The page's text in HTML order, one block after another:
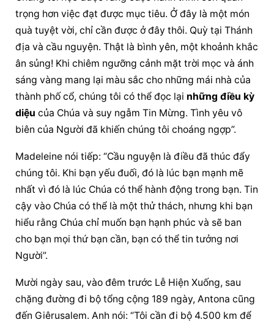
trọng hơn việc đạt được mục tiêu. Ở đây là một món
quà tuyệt vời, chỉ cần được ở đây thôi. Quỳ tại Thánh
địa và cầu nguyện. Thật là bình yên, một khoảnh khắc
ân sủng! Khi chiêm ngưỡng cảnh mặt trời mọc và ánh
sáng vàng mang lại màu sắc cho những mái nhà của
thành phố cổ, chúng tôi có thể đọc lại những điều kỳ
diệu của Chúa và suy ngẫm Tin Mừng. Tình yêu vô
biên của Người đã khiến chúng tôi choáng ngợp”.
Madeleine nói tiếp: “Cầu nguyện là điều đã thúc đẩy
chúng tôi. Khi bạn yếu đuối, đó là lúc bạn mạnh mẽ
nhất vì đó là lúc Chúa có thể hành động trong bạn. Tin
cậy vào Chúa có thể là một thử thách, nhưng khi bạn
hiểu rằng Chúa chỉ muốn bạn hạnh phúc và sẽ ban
cho bạn mọi thứ bạn cần, bạn có thể tin tưởng nơi
Người”.
Mười ngày sau, vào đêm trước Lễ Hiện Xuống, sau
chặng đường đi bộ tổng cộng 189 ngày, Antona cũng
đến Giêrusalem. Anh nói: “Tôi cần đi bộ 4.500 km để